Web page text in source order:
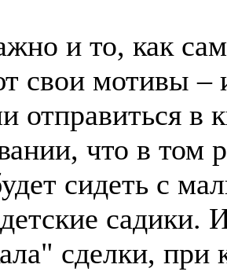
и то, как
свои мотивы –
отправиться
что в том
сидеть с
садики.
сделки,